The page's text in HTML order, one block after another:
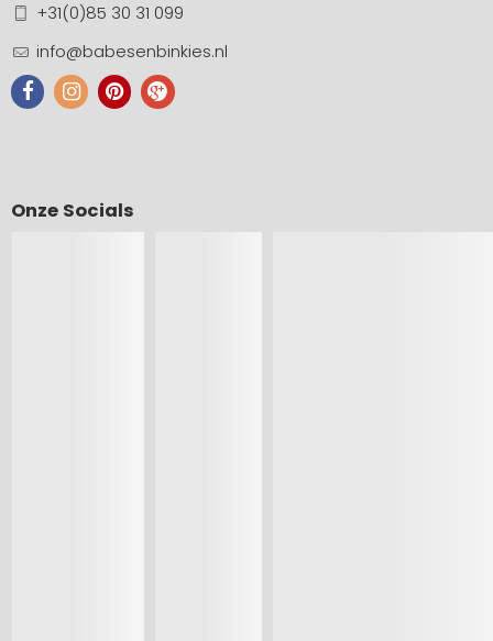
+31(0)85 30 31 099
info@babesenbinkies.nl
Onze Socials